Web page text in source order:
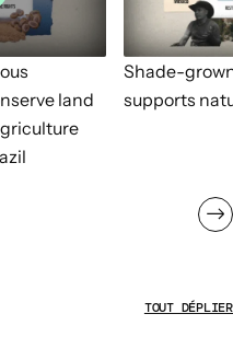
land
Shade-
supports
TOUT DÉPLIER